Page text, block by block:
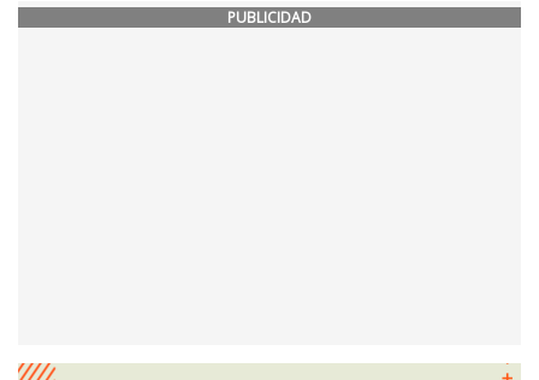
PUBLICIDAD